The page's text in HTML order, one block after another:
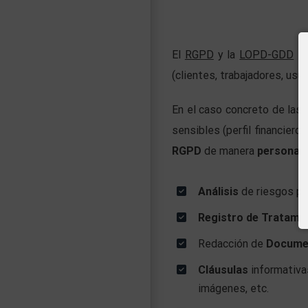
El RGPD y la LOPD-GDD
(clientes, trabajadores,
En el caso concreto de las
sensibles (perfil financiero,
RGPD de manera
Análisis de riesgos
Registro de
Redacción de
Cláusulas
imágenes, etc.